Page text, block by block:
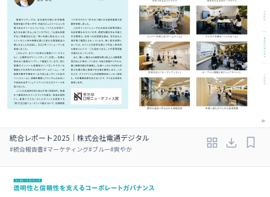
統合レポート2025｜株式会社電通デジタル
#統合報告書#マーケティング#ブルー#爽やか